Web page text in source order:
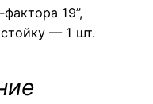
19”,
— 1 шт.